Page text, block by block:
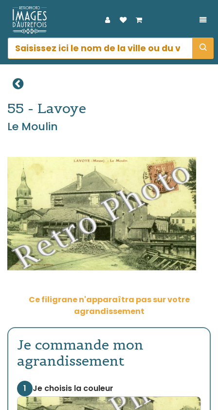
55 - Lavoye
Le Moulin
Ce filigrane n'apparaîtra pas sur votre
agrandissement
Je commande mon
agrandissement
1 Je choisis la couleur